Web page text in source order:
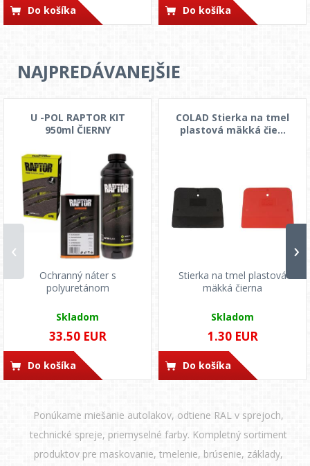
Do košíka Do košíka
NAJPREDÁVANEJŠIE
U -POL RAPTOR KIT
950ml ČIERNY
Ochranný náter s
polyuretánom
Skladom
33.50 EUR
Do košíka
COLAD Stierka na tmel
plastová mäkká čie...
Stierka na tmel plastová
mäkká čierna
Skladom
1.30 EUR
Do košíka
‹ ›
Ponúkame miešanie autolakov, odtiene RAL v sprejoch,
technické spreje, priemyselné farby. Kompletný sortiment
produktov pre maskovanie, tmelenie, brúsenie, základy,